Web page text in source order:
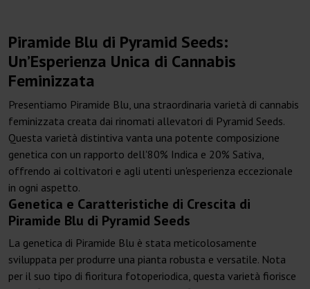
Piramide Blu di Pyramid Seeds:
Un’Esperienza Unica di Cannabis
Feminizzata
Presentiamo Piramide Blu, una straordinaria varietà di cannabis
feminizzata creata dai rinomati allevatori di Pyramid Seeds.
Questa varietà distintiva vanta una potente composizione
genetica con un rapporto dell'80% Indica e 20% Sativa,
offrendo ai coltivatori e agli utenti un'esperienza eccezionale
in ogni aspetto.
Genetica e Caratteristiche di Crescita di
Piramide Blu di Pyramid Seeds
La genetica di Piramide Blu è stata meticolosamente
sviluppata per produrre una pianta robusta e versatile. Nota
per il suo tipo di fioritura fotoperiodica, questa varietà fiorisce